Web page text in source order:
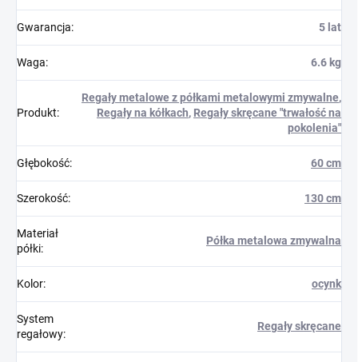
Gwarancja: 5 lat
Waga: 6.6 kg
Produkt:
Regały metalowe z półkami metalowymi zmywalne,
Regały na kółkach, Regały skręcane "trwałość na
pokolenia"
Głębokość: 60 cm
Szerokość: 130 cm
Materiał
półki:
Półka metalowa zmywalna
Kolor: ocynk
System
regałowy:
Regały skręcane